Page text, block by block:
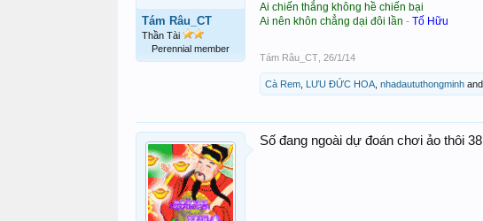
Tám Râu_CT
Thần Tài
Perennial member
Ai chiến thắng không hề chiến bại
Ai nên khôn chẳng dại đôi lần - Tố Hữu
Tám Râu_CT 26/1/14
Cà Rem LƯU ĐỨC HOA nhadaututhongminh and
Số đang ngoài dự đoán chơi ảo thôi 38